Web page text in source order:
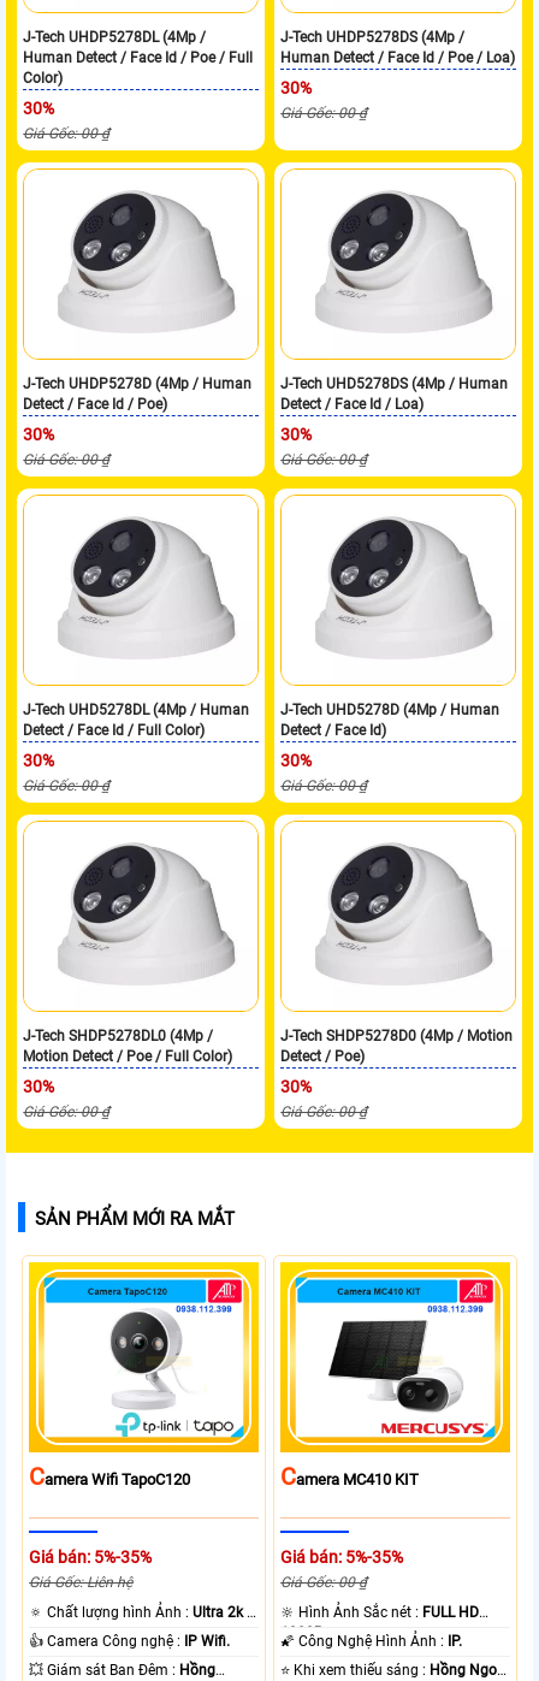
J-Tech UHDP5278DL (4Mp /
Human Detect / Face Id / Poe / Full
Color)
30%
Giá Gốc: 00 ₫
J-Tech UHDP5278DS (4Mp /
Human Detect / Face Id / Poe / Loa)
30%
Giá Gốc: 00 ₫
J-Tech UHDP5278D (4Mp / Human
Detect / Face Id / Poe)
30%
Giá Gốc: 00 ₫
J-Tech UHD5278DS (4Mp / Human
Detect / Face Id / Loa)
30%
Giá Gốc: 00 ₫
J-Tech UHD5278DL (4Mp / Human
Detect / Face Id / Full Color)
30%
Giá Gốc: 00 ₫
J-Tech UHD5278D (4Mp / Human
Detect / Face Id)
30%
Giá Gốc: 00 ₫
J-Tech SHDP5278DL0 (4Mp /
Motion Detect / Poe / Full Color)
30%
Giá Gốc: 00 ₫
J-Tech SHDP5278D0 (4Mp / Motion
Detect / Poe)
30%
Giá Gốc: 00 ₫
SẢN PHẨM MỚI RA MẮT
CAmera Wifi TapoC120
Giá bán: 5%-35%
Giá Gốc: Liên hệ
🔅 Chất lượng hình Ảnh :Ultra 2k +
.
👍 Camera Công nghệ :
IP Wifi.
💥 Giám sát Ban Đêm : Hồng
CAmera MC410 KIT
Giá bán: 5%-35%
Giá Gốc: 00 ₫
🔆 Hình Ảnh Sắc nét : FULL HD
1080P .
🌠 Công Nghệ Hình Ảnh :
IP.
⭐ Khi xem thiếu sáng : Hồng Ngoại